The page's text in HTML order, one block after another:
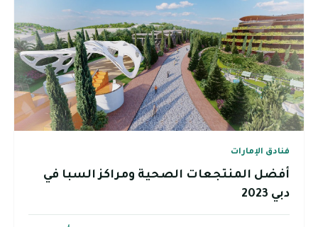
فنادق الإمارات
أفضل المنتجعات الصحية ومراكز السبا في
دبي 2023